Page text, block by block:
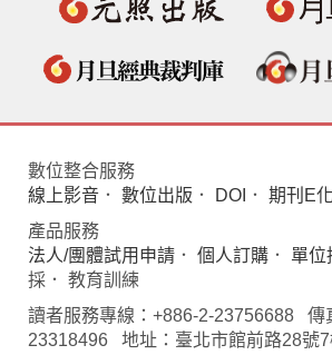
數位整合服務
線上影音 ． 數位出版 ． DOI ． 期刊E化
產品服務
法人/團體試用申請 ． 個人訂購 ． 單位
採． 教育訓練
讀者服務專線：+886-2-23756688 傳
23318496 地址：臺北市館前路28號